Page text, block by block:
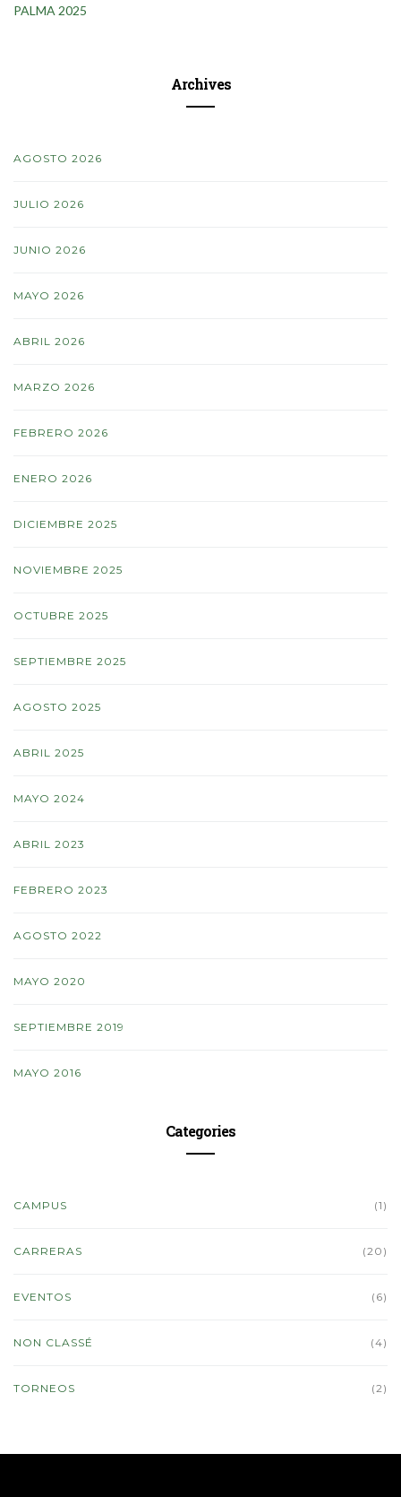
PALMA 2025
Archives
AGOSTO 2026
JULIO 2026
JUNIO 2026
MAYO 2026
ABRIL 2026
MARZO 2026
FEBRERO 2026
ENERO 2026
DICIEMBRE 2025
NOVIEMBRE 2025
OCTUBRE 2025
SEPTIEMBRE 2025
AGOSTO 2025
ABRIL 2025
MAYO 2024
ABRIL 2023
FEBRERO 2023
AGOSTO 2022
MAYO 2020
SEPTIEMBRE 2019
MAYO 2016
Categories
CAMPUS (1)
CARRERAS (20)
EVENTOS (6)
NON CLASSÉ (4)
TORNEOS (2)